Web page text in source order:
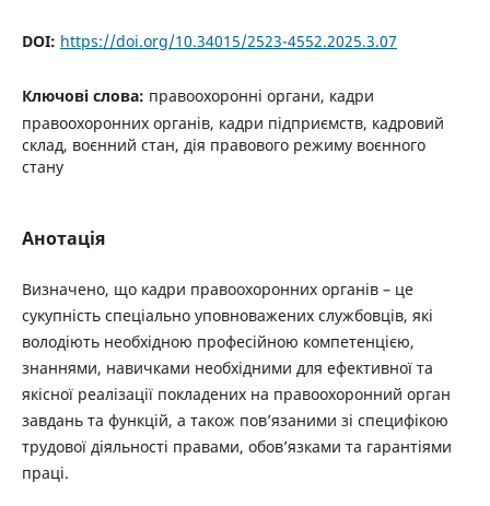
DOI: https://doi.org/10.34015/2523-4552.2025.3.07
Ключові слова: правоохоронні органи, кадри
правоохоронних органів, кадри підприємств, кадровий
склад, воєнний стан, дія правового режиму воєнного
стану
Анотація
Визначено, що кадри правоохоронних органів – це
сукупність спеціально уповноважених службовців, які
володіють необхідною професійною компетенцією,
знаннями, навичками необхідними для ефективної та
якісної реалізації покладених на правоохоронний орган
завдань та функцій, а також пов’язаними зі специфікою
трудової діяльності правами, обов’язками та гарантіями
праці.